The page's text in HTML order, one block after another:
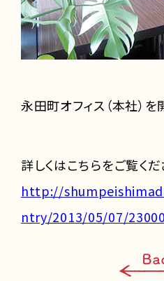
永田町オフィス（本社）を
詳しくはこちらをご覧くだ
http://
ntry/2013/05/07/